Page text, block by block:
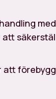
med
att
att